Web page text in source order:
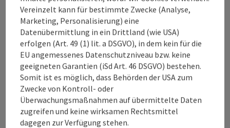
+43 50 360 360 360
info@360alpenland.com
InstagramFacebookYouTube
Vereinzelt kann für bestimmte Zwecke (Analyse,
Marketing, Personalisierung) eine
Datenübermittlung in ein Drittland (wie USA)
erfolgen (Art. 49 (1) lit. a DSGVO), in dem kein für die
EU angemessenes Datenschutzniveau bzw. keine
geeigneten Garantien (iSd Art. 46 DSGVO) bestehen.
Somit ist es möglich, dass Behörden der USA zum
Zwecke von Kontroll- oder
Überwachungsmaßnahmen auf übermittelte Daten
zugreifen und keine wirksamen Rechtsmittel
dagegen zur Verfügung stehen.